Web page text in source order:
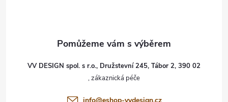
VV DESIGN spol. s r.o., Družstevní 245, Tábor 2, 390 02